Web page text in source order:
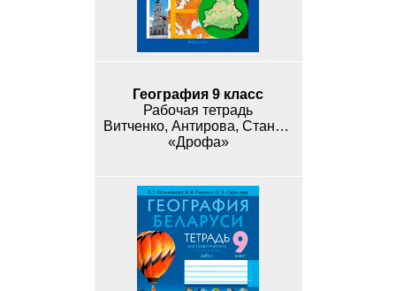
География 9 класс
Рабочая тетрадь
Витченко, Антирова, Станкевич
«Дрофа»